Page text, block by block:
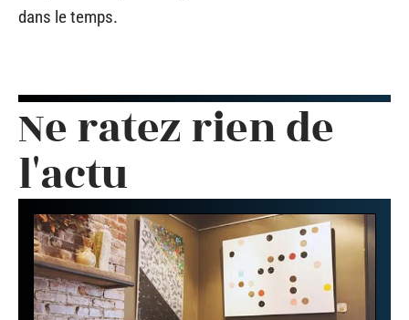
dans le temps.
Ne ratez rien de
l'actu